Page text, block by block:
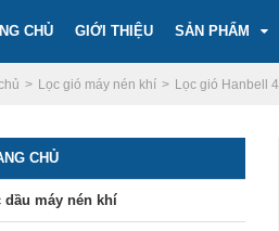
CHỦ GIỚI THIỆU SẢN PHẨM
Lọc gió máy nén khí Lọc gió Hanbell
CHỦ
dầu máy nén khí